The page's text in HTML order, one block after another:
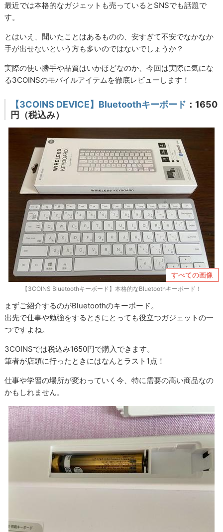
最近では本格的なガジェットも売っているとSNSでも話題で
す。
とはいえ、聞いたことはあるものの、安すぎて不安でなかなか
手が出せないという方も多いのではないでしょうか？
実際の使い勝手や品質はいかほどなのか、今回は実際に気にな
る3COINSのモバイルアイテムを徹底レビューします！
【3COINS DEVICE】Bluetoothキーボード ：1650
円（税込み）
すべての画像
【3COINS Bluetoothキーボード】本格的なBluetoothキーボード！
まずご紹介するのがBluetoothのキーボード。
出先で仕事や勉強をするときにとっても役立つガジェットの一
つですよね。
3COINSでは税込み1650円で購入できます。
筆者が店頭に行ったときにはなんとラスト1点！
仕事や学習の場所が変わっていく今、特に需要の高い商品なの
かもしれません。